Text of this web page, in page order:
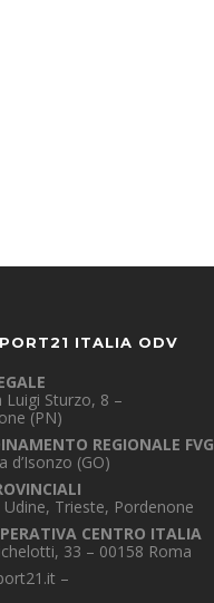
ITALIA ODV
Luigi Sturzo, 8 –
(PN)
REGIONALE FVG
d’Isonzo (GO)
Udine, Trieste, Pordenone
CENTRO ITALIA
33 – 00158 Roma
–